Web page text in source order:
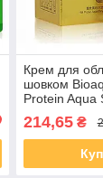
Крем для
шовком
Protein Aqua
Moisturizing
214,65₴